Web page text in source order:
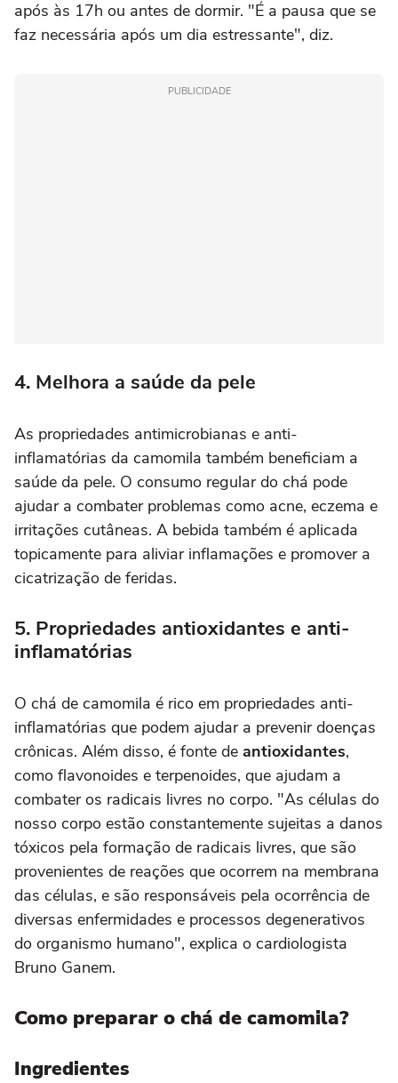
após às 17h ou antes de dormir. "É a pausa que se
faz necessária após um dia estressante", diz.
PUBLICIDADE
4. Melhora a saúde da pele
As propriedades antimicrobianas e anti-
inflamatórias da camomila também beneficiam a
saúde da pele. O consumo regular do chá pode
ajudar a combater problemas como acne, eczema e
irritações cutâneas. A bebida também é aplicada
topicamente para aliviar inflamações e promover a
cicatrização de feridas.
5. Propriedades antioxidantes e anti-
inflamatórias
O chá de camomila é rico em propriedades anti-
inflamatórias que podem ajudar a prevenir doenças
crônicas. Além disso, é fonte de antioxidantes,
como flavonoides e terpenoides, que ajudam a
combater os radicais livres no corpo. "As células do
nosso corpo estão constantemente sujeitas a danos
tóxicos pela formação de radicais livres, que são
provenientes de reações que ocorrem na membrana
das células, e são responsáveis pela ocorrência de
diversas enfermidades e processos degenerativos
do organismo humano", explica o cardiologista
Bruno Ganem.
Como preparar o chá de camomila?
Ingredientes